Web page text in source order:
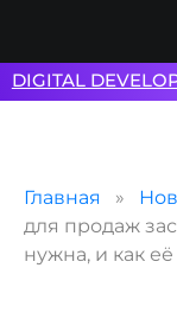
Главная
для продаж
нужна, и как